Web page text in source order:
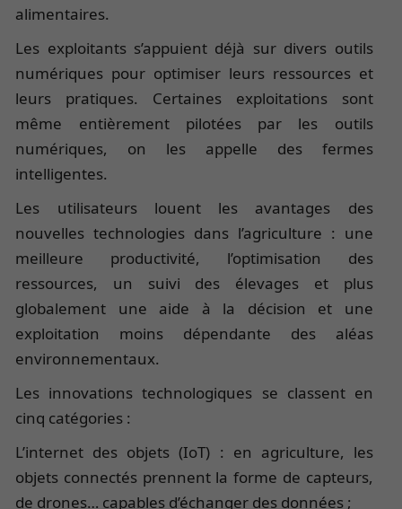
alimentaires.
Les exploitants s’appuient déjà sur divers outils
numériques pour optimiser leurs ressources et
leurs pratiques. Certaines exploitations sont
même entièrement pilotées par les outils
numériques, on les appelle des fermes
intelligentes.
Les utilisateurs louent les avantages des
nouvelles technologies dans l’agriculture : une
meilleure productivité, l’optimisation des
ressources, un suivi des élevages et plus
globalement une aide à la décision et une
exploitation moins dépendante des aléas
environnementaux.
Les innovations technologiques se classent en
cinq catégories :
L’internet des objets (IoT) : en agriculture, les
objets connectés prennent la forme de capteurs,
de drones… capables d’échanger des données ;